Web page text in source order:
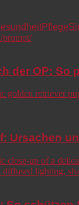
Pflege
der OP: So
Ursachen